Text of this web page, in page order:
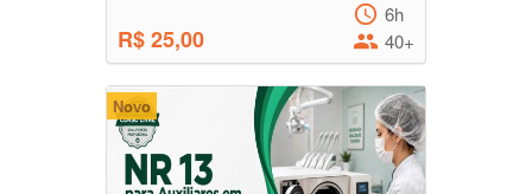
R$ 25,00
6h
40+
Novo